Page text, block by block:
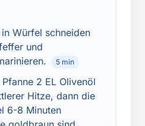
Würfel schneiden
und
5 min
2 EL Olivenöl
Hitze, dann die
6-8 Minuten